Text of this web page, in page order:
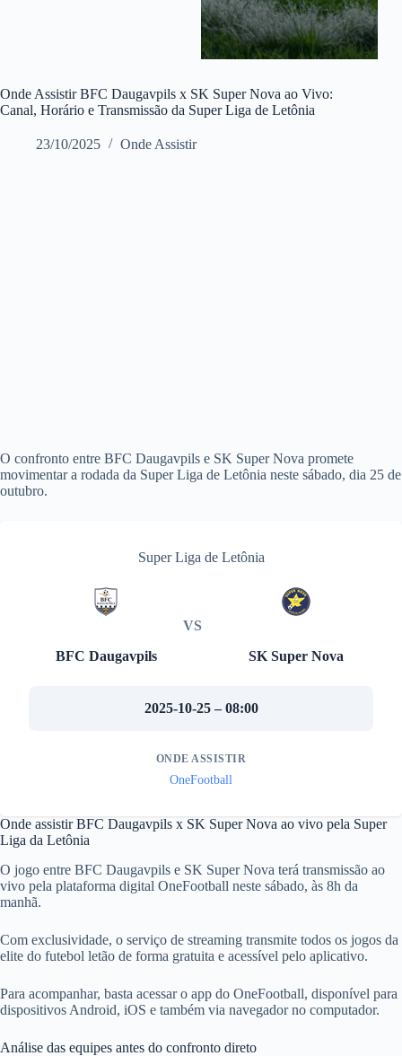
Onde Assistir BFC Daugavpils x SK Super Nova ao Vivo:
Canal, Horário e Transmissão da Super Liga de Letônia
23/10/2025 Onde Assistir
O confronto entre BFC Daugavpils e SK Super Nova promete
movimentar a rodada da Super Liga de Letônia neste sábado, dia 25 de
outubro.
Super Liga de Letônia
BFC Daugavpils
VS
SK Super Nova
2025-10-25 – 08:00
ONDE ASSISTIR
OneFootball
Onde assistir BFC Daugavpils x SK Super Nova ao vivo pela Super
Liga da Letônia
O jogo entre BFC Daugavpils e SK Super Nova terá transmissão ao
vivo pela plataforma digital OneFootball neste sábado, às 8h da
manhã.
Com exclusividade, o serviço de streaming transmite todos os jogos da
elite do futebol letão de forma gratuita e acessível pelo aplicativo.
Para acompanhar, basta acessar o app do OneFootball, disponível para
dispositivos Android, iOS e também via navegador no computador.
Análise das equipes antes do confronto direto